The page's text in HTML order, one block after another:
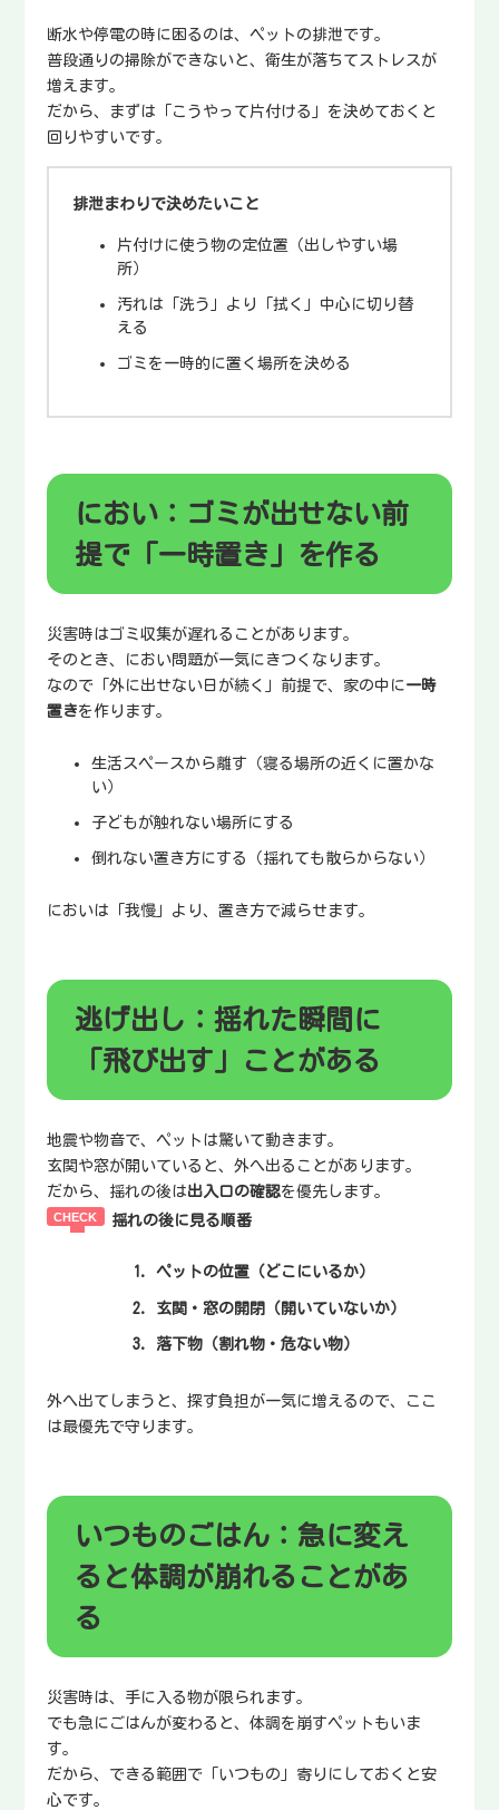
断水や停電の時に困るのは、ペットの排泄です。
普段通りの掃除ができないと、衛生が落ちてストレスが
増えます。
だから、まずは「こうやって片付ける」を決めておくと
回りやすいです。
排泄まわりで決めたいこと
片付けに使う物の定位置（出しやすい場
所）
汚れは「洗う」より「拭く」中心に切り替
える
ゴミを一時的に置く場所を決める
におい：ゴミが出せない前
提で「一時置き」を作る
災害時はゴミ収集が遅れることがあります。
そのとき、におい問題が一気にきつくなります。
なので「外に出せない日が続く」前提で、家の中に 一時
置きを作ります。
生活スペースから離す（寝る場所の近くに置かな
い）
子どもが触れない場所にする
倒れない置き方にする（揺れても散らからない）
においは「我慢」より、置き方で減らせます。
逃げ出し：揺れた瞬間に
「飛び出す」ことがある
地震や物音で、ペットは驚いて動きます。
玄関や窓が開いていると、外へ出ることがあります。
だから、揺れの後は出入口の確認を優先します。
揺れの後に見る順番
ペットの位置（どこにいるか）
玄関・窓の開閉（開いていないか）
落下物（割れ物・危ない物）
外へ出てしまうと、探す負担が一気に増えるので、ここ
は最優先で守ります。
いつものごはん：急に変え
ると体調が崩れることがあ
る
災害時は、手に入る物が限られます。
でも急にごはんが変わると、体調を崩すペットもいま
す。
だから、できる範囲で「いつもの」寄りにしておくと安
心です。